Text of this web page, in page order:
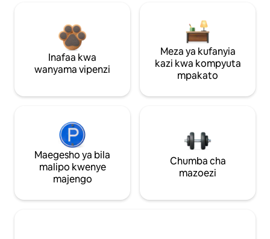
Inafaa kwa
wanyama vipenzi
Meza ya kufanyia
kazi kwa kompyuta
mpakato
Maegesho ya bila
malipo kwenye
majengo
Chumba cha
mazoezi